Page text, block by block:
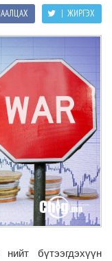
| ЖИРГЭХ
бүтээгдэхүүн